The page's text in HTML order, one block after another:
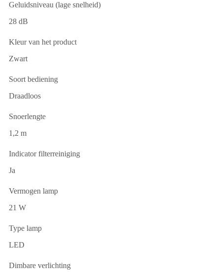
Geluidsniveau (lage snelheid)
28 dB
Kleur van het product
Zwart
Soort bediening
Draadloos
Snoerlengte
1,2 m
Indicator filterreiniging
Ja
Vermogen lamp
21 W
Type lamp
LED
Dimbare verlichting